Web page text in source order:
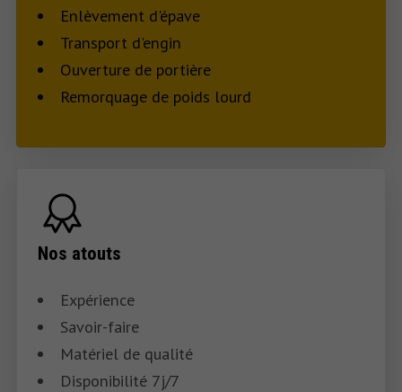
Enlèvement d'épave
Transport d'engin
Ouverture de portière
Remorquage de poids lourd
Nos atouts
Expérience
Savoir-faire
Matériel de qualité
Disponibilité 7j/7